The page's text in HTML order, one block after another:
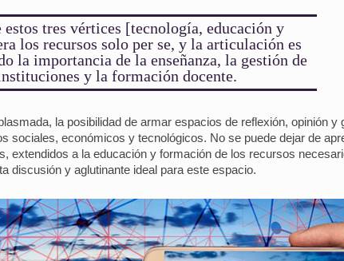
estos tres vértices [tecnología, educación y
los recursos solo per se, y la articulación es
la importancia de la enseñanza, la gestión de
y la formación docente.
la posibilidad de armar espacios de reflexión, opinión y
sociales, económicos y tecnológicos. No se puede dejar de
extendidos a la educación y formación de los recursos
discusión y aglutinante ideal para este espacio.